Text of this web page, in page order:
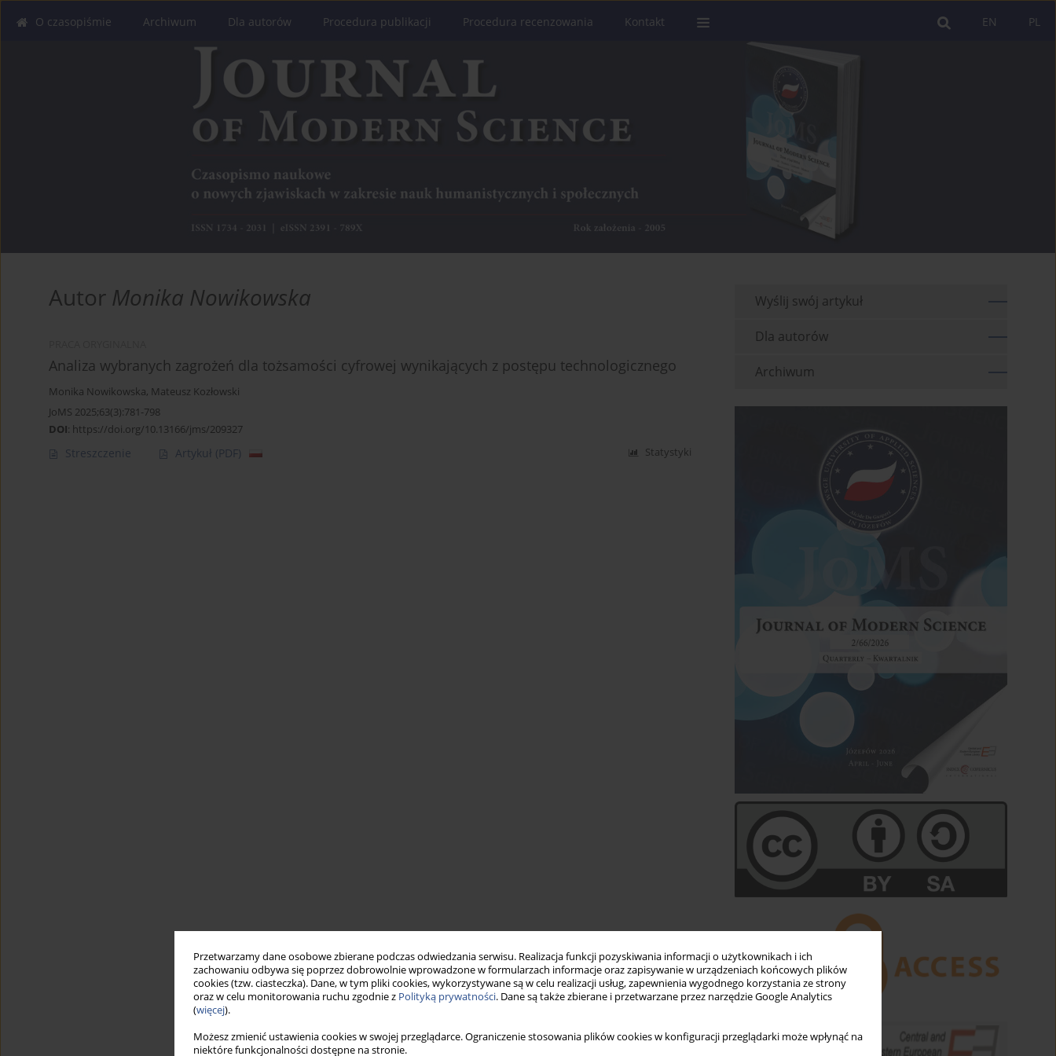
Przetwarzamy dane osobowe zbierane podczas odwiedzania serwisu. Realizacja funkcji pozyskiwania informacji o użytkownikach i ich
zachowaniu odbywa się poprzez dobrowolnie wprowadzone w formularzach informacje oraz zapisywanie w urządzeniach końcowych plików
cookies (tzw. ciasteczka). Dane, w tym pliki cookies, wykorzystywane są w celu realizacji usług, zapewnienia wygodnego korzystania ze strony
oraz w celu monitorowania ruchu zgodnie z Polityką prywatności. Dane są także zbierane i przetwarzane przez narzędzie Google Analytics
(więcej).
Możesz zmienić ustawienia cookies w swojej przeglądarce. Ograniczenie stosowania plików cookies w konfiguracji przeglądarki może wpłynąć na
niektóre funkcjonalności dostępne na stronie.
PL
EN
O czasopiśmie Archiwum Dla autorów Procedura publikacji Procedura recenzowania Kontakt
Autor Monika Nowikowska
Analiza wybranych zagrożeń dla tożsamości cyfrowej wynikających z postępu technologicznego
Monika Nowikowska, Mateusz Kozłowski
JoMS 2025;63(3):781-798
DOI: https://doi.org/10.13166/jms/209327
Streszczenie Artykuł (PDF) Statystyki
Wyślij swój artykuł
Dla autorów
Archiwum